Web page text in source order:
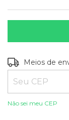
Entregas para o
Meios de
Não sei meu CEP